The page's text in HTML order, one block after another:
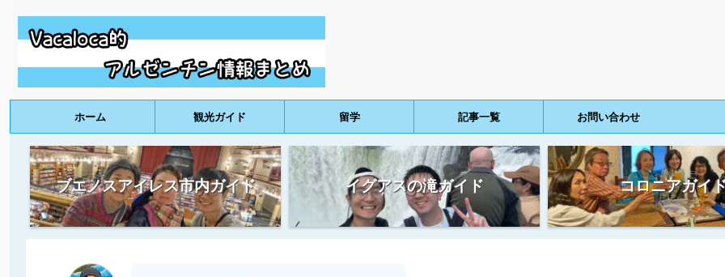
ホーム 観光ガイド 留学 記事一覧 お問い合わせ
ブエノスアイレス市内ガイド イグアスの滝ガイド コロニアガイ